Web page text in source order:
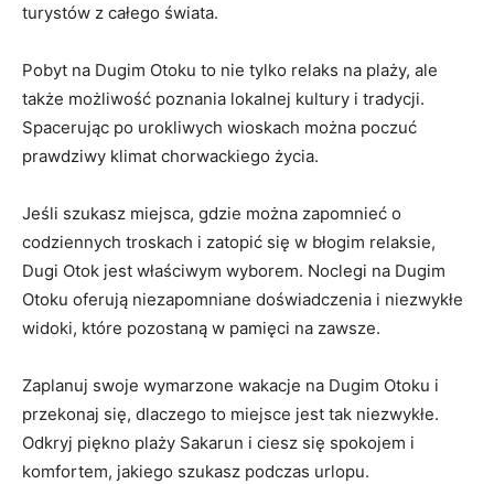
turystów⁣ z całego świata.
Pobyt ⁢na Dugim Otoku to nie tylko‌ relaks na plaży, ale
także możliwość poznania⁢ lokalnej kultury i⁢ tradycji.
Spacerując po urokliwych wioskach‌ można poczuć
prawdziwy ⁢klimat chorwackiego życia.
Jeśli szukasz miejsca, gdzie można zapomnieć‌ o
codziennych ‍troskach i ‌zatopić się w błogim relaksie,⁣
Dugi ⁤Otok jest właściwym ⁢wyborem. Noclegi na Dugim
Otoku ⁣oferują ⁣niezapomniane doświadczenia ‌i niezwykłe
widoki, ​które pozostaną‌ w pamięci na zawsze.
Zaplanuj swoje ‍wymarzone wakacje na ⁢Dugim Otoku i
przekonaj się, ⁣dlaczego​ to miejsce jest tak ​niezwykłe.
Odkryj piękno‌ plaży Sakarun i ciesz ⁣się spokojem⁤ i
komfortem, jakiego szukasz podczas urlopu.